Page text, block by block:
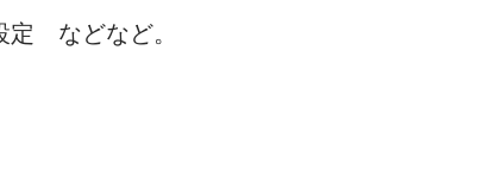
定 などなど。